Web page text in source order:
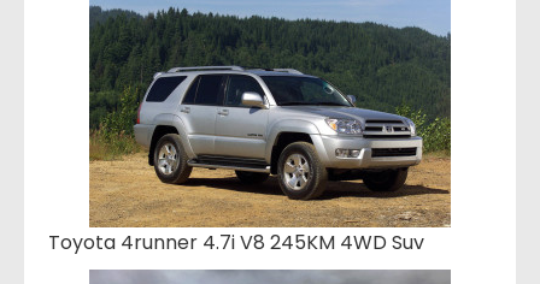
Toyota 4runner 4.7i V8 245KM 4WD Suv